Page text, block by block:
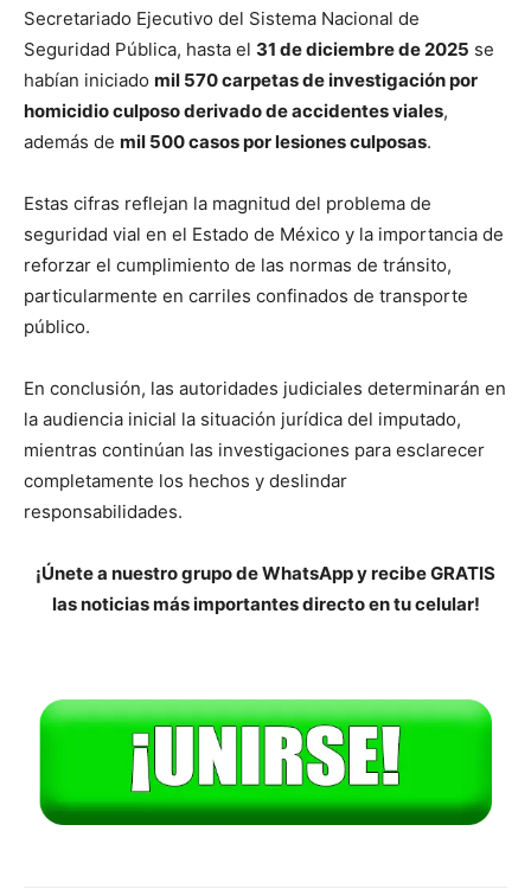
Secretariado Ejecutivo del Sistema Nacional de
Seguridad Pública, hasta el 31 de diciembre de 2025 se
habían iniciado mil 570 carpetas de investigación por
homicidio culposo derivado de accidentes viales,
además de mil 500 casos por lesiones culposas.
Estas cifras reflejan la magnitud del problema de
seguridad vial en el Estado de México y la importancia de
reforzar el cumplimiento de las normas de tránsito,
particularmente en carriles confinados de transporte
público.
En conclusión, las autoridades judiciales determinarán en
la audiencia inicial la situación jurídica del imputado,
mientras continúan las investigaciones para esclarecer
completamente los hechos y deslindar
responsabilidades.
¡Únete a nuestro grupo de WhatsApp y recibe GRATIS
las noticias más importantes directo en tu celular!